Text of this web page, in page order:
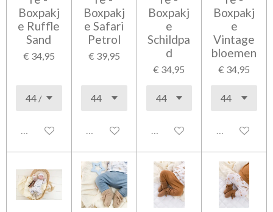
Boxpakj
e Ruffle
Sand
€ 34,95
Uitgeschakeld
Boxpakj
e Safari
Petrol
€ 39,95
Uitgeschakeld
Boxpakj
e
Schildpa
d
€ 34,95
Uitgeschakeld
Boxpakj
e
Vintage
bloemen
€ 34,95